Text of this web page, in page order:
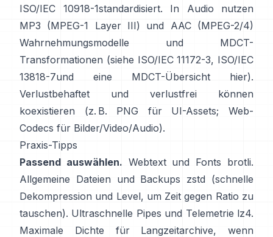
ISO/IEC 10918-1standardisiert. In Audio nutzen
MP3 (MPEG-1 Layer III) und AAC (MPEG-2/4)
Wahrnehmungsmodelle und MDCT-
Transformationen (siehe ISO/IEC 11172-3, ISO/IEC
13818-7und eine MDCT-Übersicht hier).
Verlustbehaftet und verlustfrei können
koexistieren (z. B. PNG für UI-Assets; Web-
Codecs für Bilder/Video/Audio).
Praxis-Tipps
Passend auswählen. Webtext und Fonts brotli.
Allgemeine Dateien und Backups zstd (schnelle
Dekompression und Level, um Zeit gegen Ratio zu
tauschen). Ultraschnelle Pipes und Telemetrie lz4.
Maximale Dichte für Langzeitarchive, wenn